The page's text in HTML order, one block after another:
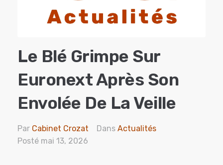
Le Blé Grimpe Sur
Euronext Après Son
Envolée De La Veille
Par Cabinet Crozat Dans Actualités
Posté mai 13, 2026